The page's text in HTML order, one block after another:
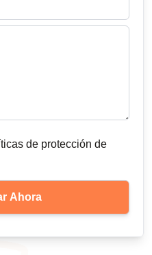
de protección de